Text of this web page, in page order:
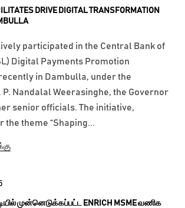
முன்னெடுக்கப்பட்ட ENRICH MSME வணிக
DRIVE DIGITAL TRANSFORMATION
participated in the Central Bank of
Digital Payments Promotion
in Dambulla, under the
P. Nandalal Weerasinghe, the Governor
senior officials. The initiative,
the theme “Shaping...